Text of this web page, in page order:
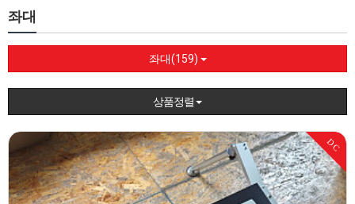
좌대
좌대(159)
상품정렬
DC